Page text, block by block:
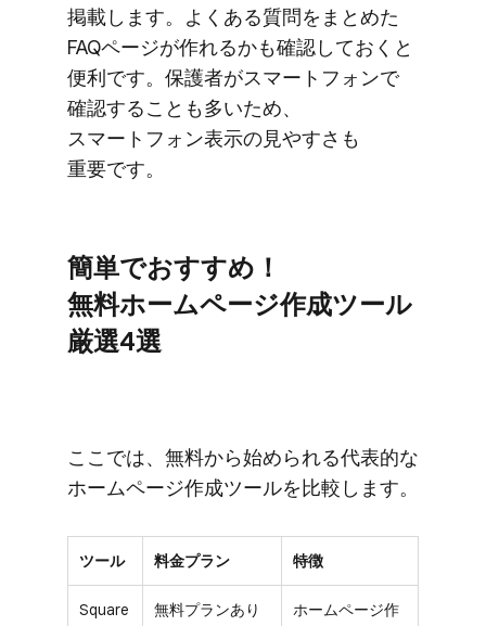
掲載します。​よく​ある​質問を​まとめた​
FAQページが​作れるかも​確認しておくと​
便利です。​保護者が​スマートフォンで​
確認する​ことも​多いため、​
スマートフォン表示の​見やすさも​
重要です。
簡単で​おすすめ！​
無料ホームページ作成ツール
厳選4選
ここでは、​無料から​始められる​代表的な​
ホームページ作成ツールを​比較します。
ツール 料金プラン 特徴
Square
無料プランあり
ホームページ作